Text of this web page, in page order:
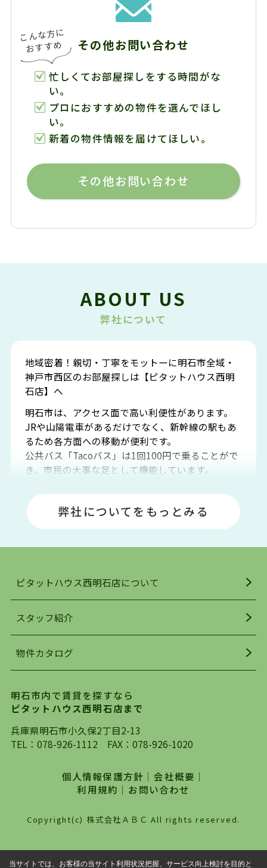
その他お問い合わせ
忙しくてお部屋探しをする時間がな
い。
プロにおすすめの物件を選んでほし
い。
新着の物件情報を届けてほしい。
その他お問い合わせ
ABOUT US
弊社について
地域密着！親切・丁寧をモットーに明石市全域・
神戸市西区のお部屋探しは【ピタットハウス西明
石店】へ
明石市は、アクセス面で高い利便性があります。
JRや山陽電車があるだけでなく、新幹線の駅もあ
るため各方面への移動が便利です。
公共バス「Tacoバス」は1回100円で乗ることがで
き、市民の大事な足として機能しています。
場や釣りスポットが多くあります。JR「大久保
駅」周辺には、ビブレ・イオンをはじめとした買
い物施設も多くあり、買い物にも困りません。
明石駅・西明石駅を中心に、明石市・神戸市西区
でお部屋探している方は、ぜひ当ＨＰにて物件を
お探しになってください。弊社は、スタッフの平
を行っており地域最大級の情報取扱量を誇ってお
ります。店頭で限られた物件をご紹介する、従来
自身でインターネットを利用し、理想のお部屋を
探していただき、選択していただいた物件情報に
対して、専門知識を持ったスタッフがサポートさ
せていただくスタイルを心がけております。私た
は、一度だけでは終わらない、お客様との末長い
お付き合いです。初めての一人暮らしから、就
職・ご結婚・売買物件の購入、などなど一生涯に
わたる、良きアドバイザーとして、地域に密着し
た営業スタイルで様々なお役立ちができればと強
弊社についてをもっとみる
ピタットハウス西明石店について
スタッフ紹介
物件カタログ
明石市内で賃貸を探すなら
ピタットハウス西明石店まで
兵庫県明石市小久保2丁目2-13
TEL： 078-926-1112 FAX：078-926-1020
個人情報保護方針 ｜会社概要 ｜
利用規約 ｜ お問い合わせ
Copyright(c) 株式会社ＡＢＣ All rights reserved.
当サイトでは、お客様の当サイト利用状況把握、サービス向上検討を目的と